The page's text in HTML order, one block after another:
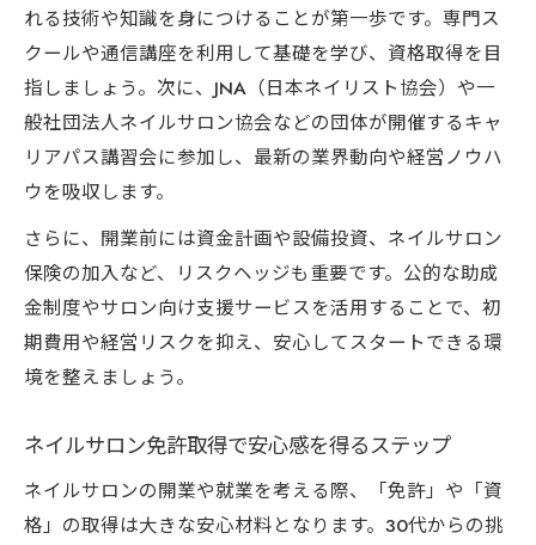
れる技術や知識を身につけることが第一歩です。専門ス
クールや通信講座を利用して基礎を学び、資格取得を目
指しましょう。次に、JNA（日本ネイリスト協会）や一
般社団法人ネイルサロン協会などの団体が開催するキャ
リアパス講習会に参加し、最新の業界動向や経営ノウハ
ウを吸収します。
さらに、開業前には資金計画や設備投資、ネイルサロン
保険の加入など、リスクヘッジも重要です。公的な助成
金制度やサロン向け支援サービスを活用することで、初
期費用や経営リスクを抑え、安心してスタートできる環
境を整えましょう。
ネイルサロン免許取得で安心感を得るステップ
ネイルサロンの開業や就業を考える際、「免許」や「資
格」の取得は大きな安心材料となります。30代からの挑